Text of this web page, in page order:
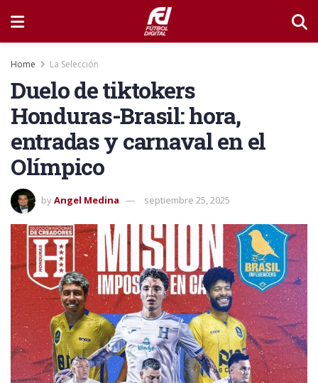
Home La Selección
Duelo de tiktokers
Honduras-Brasil: hora,
entradas y carnaval en el
Olímpico
byAngel Medina septiembre 25, 2025